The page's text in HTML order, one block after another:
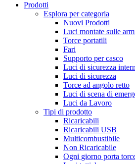
Prodotti
Esplora per categoria
Nuovi Prodotti
Luci montate sulle
Torce portatili
Fari
Supporto per casco
Luci di sicurezza
Luci di sicurezza
Torce ad angolo retto
Luci di scena di
Luci da Lavoro
Tipi di prodotto
Ricaricabili
Ricaricabili USB
Multicombustibile
Non Ricaricabile
Ogni giorno porta